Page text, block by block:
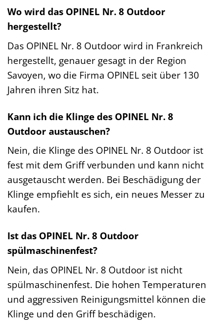
Wo wird das OPINEL Nr. 8 Outdoor
hergestellt?
Das OPINEL Nr. 8 Outdoor wird in Frankreich
hergestellt, genauer gesagt in der Region
Savoyen, wo die Firma OPINEL seit über 130
Jahren ihren Sitz hat.
Kann ich die Klinge des OPINEL Nr. 8
Outdoor austauschen?
Nein, die Klinge des OPINEL Nr. 8 Outdoor ist
fest mit dem Griff verbunden und kann nicht
ausgetauscht werden. Bei Beschädigung der
Klinge empfiehlt es sich, ein neues Messer zu
kaufen.
Ist das OPINEL Nr. 8 Outdoor
spülmaschinenfest?
Nein, das OPINEL Nr. 8 Outdoor ist nicht
spülmaschinenfest. Die hohen Temperaturen
und aggressiven Reinigungsmittel können die
Klinge und den Griff beschädigen.